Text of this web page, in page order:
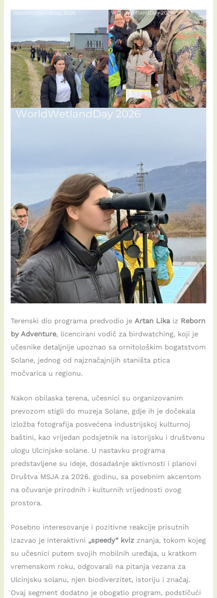
Terenski dio programa predvodio jeArtan Likaiz Reborn
by Adventure, licencirani vodič za birdwatching, koji je
učesnike detaljnije upoznao sa ornitološkim bogatstvom
Solane, jednog od najznačajnijih staništa ptica
močvarica u regionu.
Nakon obilaska terena, učesnici su organizovanim
prevozom stigli do muzeja Solane, gdje ih je dočekala
izložba fotografija posvećena industrijskoj kulturnoj
baštini, kao vrijedan podsjetnik na istorijsku i društvenu
ulogu Ulcinjske solane. U nastavku programa
predstavljene su ideje, dosadašnje aktivnosti i planovi
Društva MSJA za 2026. godinu, sa posebnim akcentom
na očuvanje prirodnih i kulturnih vrijednosti ovog
prostora.
Posebno interesovanje i pozitivne reakcije prisutnih
izazvao je interaktivni „speedy“ kviz znanja, tokom kojeg
su učesnici putem svojih mobilnih uređaja, u kratkom
vremenskom roku, odgovarali na pitanja vezana za
Ulcinjsku solanu, njen biodiverzitet, istoriju i značaj.
Ovaj segment dodatno je obogatio program, podstičući